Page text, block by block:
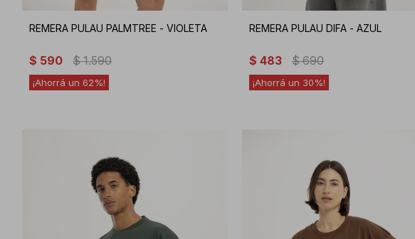
REMERA PULAU PALMTREE - VIOLETA
$ 590 $ 1.590
62
REMERA PULAU DIFA - AZUL
$ 483 $ 690
30